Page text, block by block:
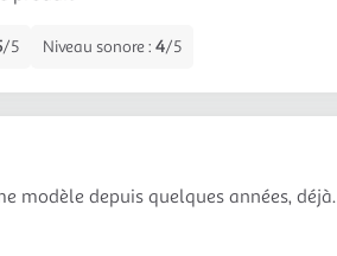
/5 Niveau sonore : 4/5
modèle depuis quelques années, déjà.